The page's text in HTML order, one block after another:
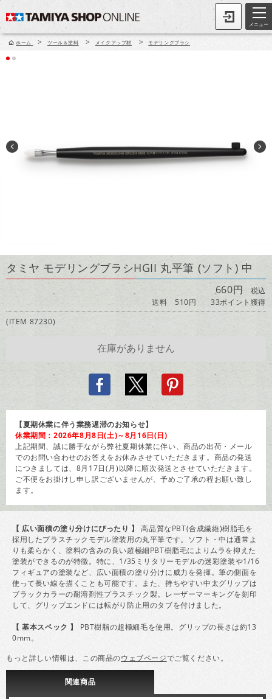
メニュー
ホーム > ツール＆塗料 > メイクアップ材 > モデリングブラシ
タミヤ モデリングブラシHGII 丸平筆 (ソフト) 中
660円 税込
送料 510円
33ポイント獲得
(ITEM 87230)
【夏期休業に伴う業務遅滞のお知らせ】
休業期間：2026年8月8日(土)～8月16日(日)
上記期間、誠に勝手ながら弊社夏期休業に伴い、商品の出荷・メール
でのお問い合わせのお答えをお休みさせていただきます。商品の発送
につきましては、8月17日(月)以降に順次発送とさせていただきます。
ご不便をお掛けし申し訳ございませんが、予めご了承の程お願い致し
ます。
【 広い面積の塗り分けにぴったり 】
高品質なPBT(合成繊維)樹脂毛を
採用したプラスチックモデル塗装用の丸平筆です。ソフト・中は通常よ
りも柔らかく、塗料の含みの良い超極細PBT樹脂毛によりムラを抑えた
塗装ができるのが特徴。特に、1/35ミリタリーモデルの迷彩塗装や1/16
フィギュアの塗装など、広い面積の塗り分けに威力を発揮。筆の側面を
使って長い線を描くことも可能です。また、持ちやすい中太グリップは
ブラックカラーの耐溶剤性プラスチック製。レーザーマーキングを刻印
して、グリップエンドには転がり防止用のタブを付けました。
【 基本スペック 】
PBT樹脂の超極細毛を使用。グリップの長さは約13
0mm。
もっと詳しい情報は、この商品のウェブページでご覧ください。
関連商品